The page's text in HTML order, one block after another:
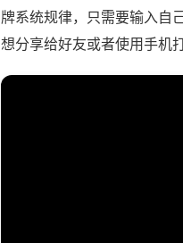
牌系统规律，只需要输入自
想分享给好友或者使用手机